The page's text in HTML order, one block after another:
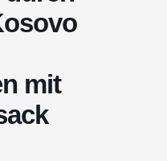
mit